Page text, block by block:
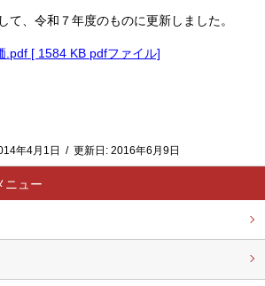
、令和７年度のものに更新しました。
.pdf [ 1584 KB pdfファイル]
年4月1日 / 更新日: 2016年6月9日